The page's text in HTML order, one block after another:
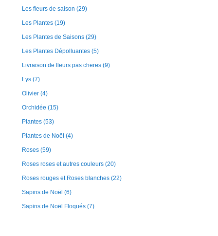
Les fleurs de saison (29)
Les Plantes (19)
Les Plantes de Saisons (29)
Les Plantes Dépolluantes (5)
Livraison de fleurs pas cheres (9)
Lys (7)
Olivier (4)
Orchidée (15)
Plantes (53)
Plantes de Noël (4)
Roses (59)
Roses roses et autres couleurs (20)
Roses rouges et Roses blanches (22)
Sapins de Noël (6)
Sapins de Noël Floqués (7)